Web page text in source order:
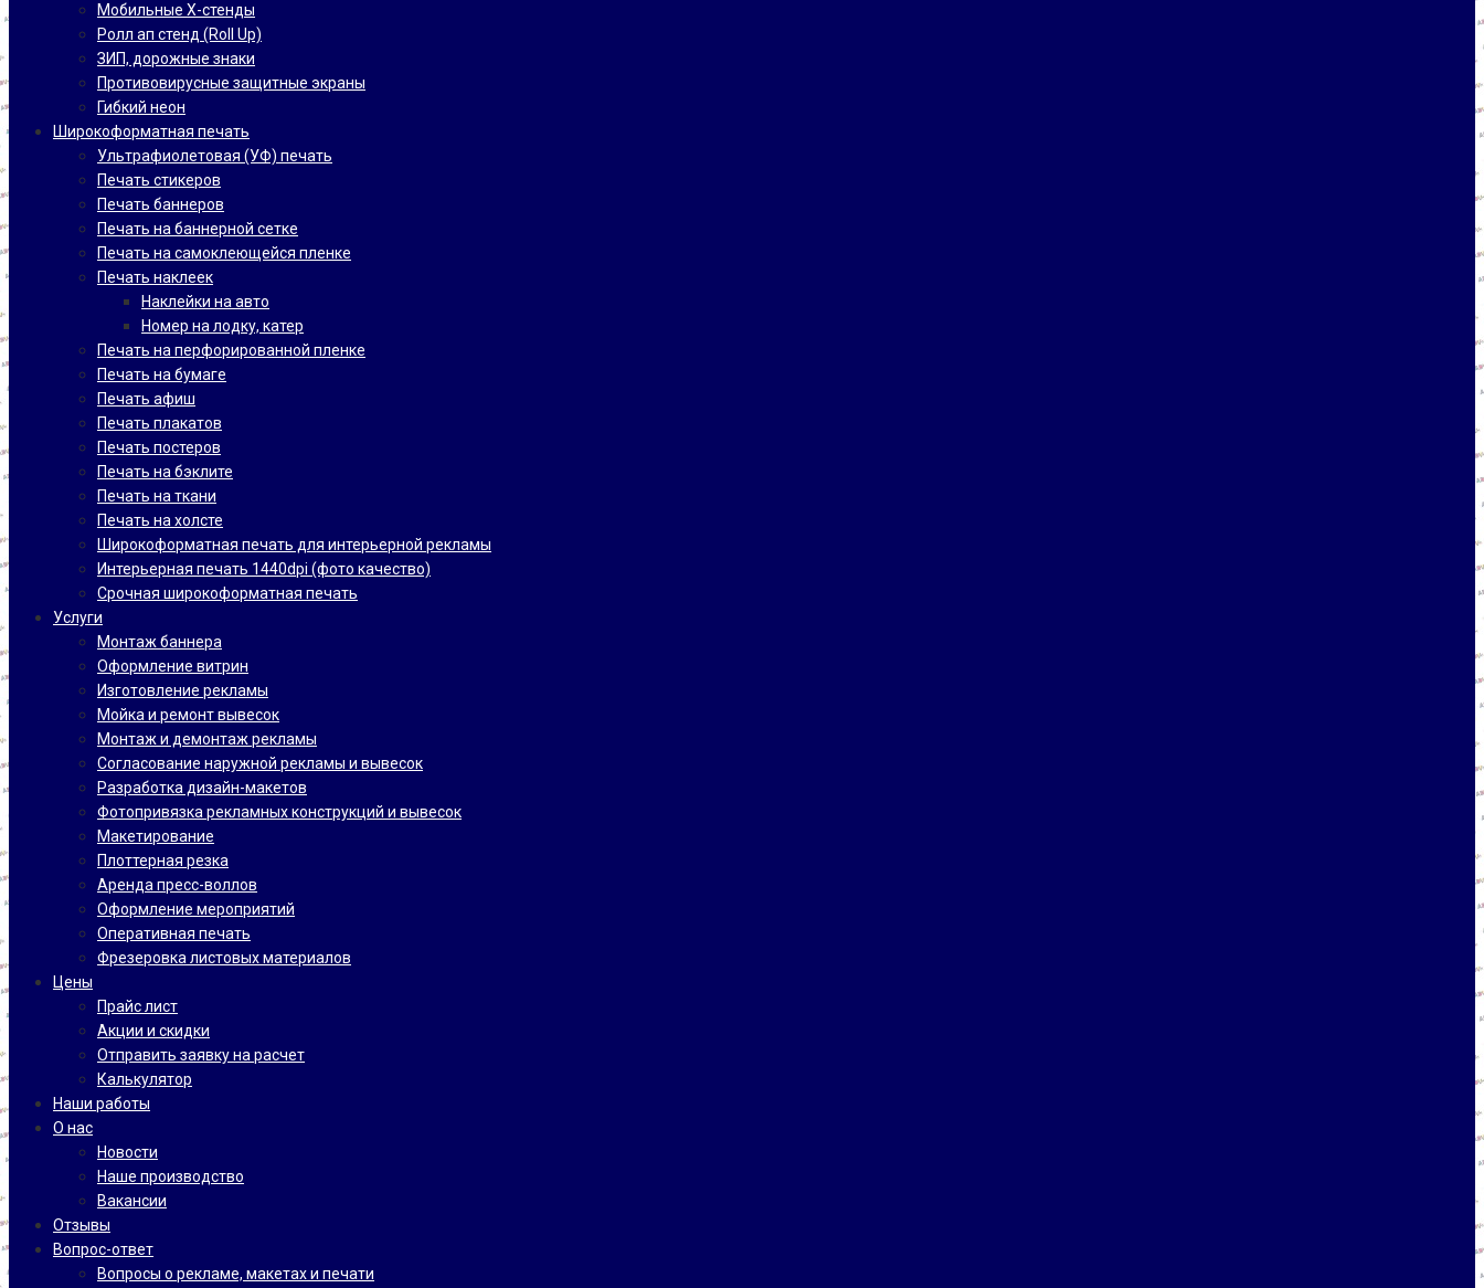
Мобильные Х-стенды
Ролл ап стенд (Roll Up)
ЗИП, дорожные знаки
Противовирусные защитные экраны
Гибкий неон
Широкоформатная печать
Ультрафиолетовая (УФ) печать
Печать стикеров
Печать баннеров
Печать на баннерной сетке
Печать на самоклеющейся пленке
Печать наклеек
Наклейки на авто
Номер на лодку, катер
Печать на перфорированной пленке
Печать на бумаге
Печать афиш
Печать плакатов
Печать постеров
Печать на бэклите
Печать на ткани
Печать на холсте
Широкоформатная печать для интерьерной рекламы
Интерьерная печать 1440dpi (фото качество)
Срочная широкоформатная печать
Услуги
Монтаж баннера
Оформление витрин
Изготовление рекламы
Мойка и ремонт вывесок
Монтаж и демонтаж рекламы
Согласование наружной рекламы и вывесок
Разработка дизайн-макетов
Фотопривязка рекламных конструкций и вывесок
Макетирование
Плоттерная резка
Аренда пресс-воллов
Оформление мероприятий
Оперативная печать
Фрезеровка листовых материалов
Цены
Прайс лист
Акции и скидки
Отправить заявку на расчет
Калькулятор
Наши работы
О нас
Новости
Наше производство
Вакансии
Отзывы
Вопрос-ответ
Вопросы о рекламе, макетах и печати